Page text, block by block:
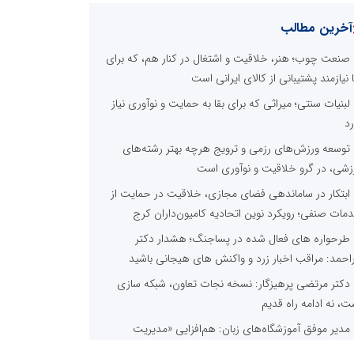
آخرین مطالب
صنعت چوب؛ هنر، خلاقیت و اشتغال در کنار هم، که برای
نیازمند پشتیبانی از کالای ایرانی است
لبنیات سنتی؛ میراثی که برای بقا به حمایت و نوآوری نیاز
توسعه ورزش‌های رزمی و ترویج هرچه بهتر رشته‌های
در گرو خلاقیت و نوآوری است
ابتکار در ساماندهی فضای مجازی، خلاقیت در حمایت از
صنفی؛ رویکرد نوین اتحادیه کامیون‌داران کرج
طرحواره های فعال شده در پساجنگ؛ هشدار دکتر
مراقب اخبار زرد و واکنش های هیجانی باشید
دکتر مرتضی پرهیزگار: نسخه نجات تعاون، شبکه سازی
نه ادامه راه قدیم
مدیر موفق آموزشگاه‌های زبان: هم‌افزایی «مدیریت